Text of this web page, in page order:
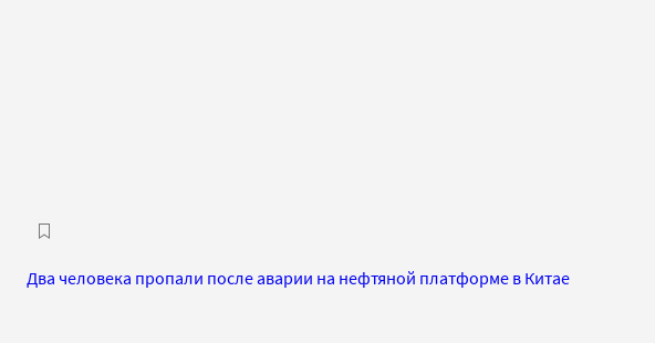
Два человека пропали после аварии на нефтяной платформе в Китае